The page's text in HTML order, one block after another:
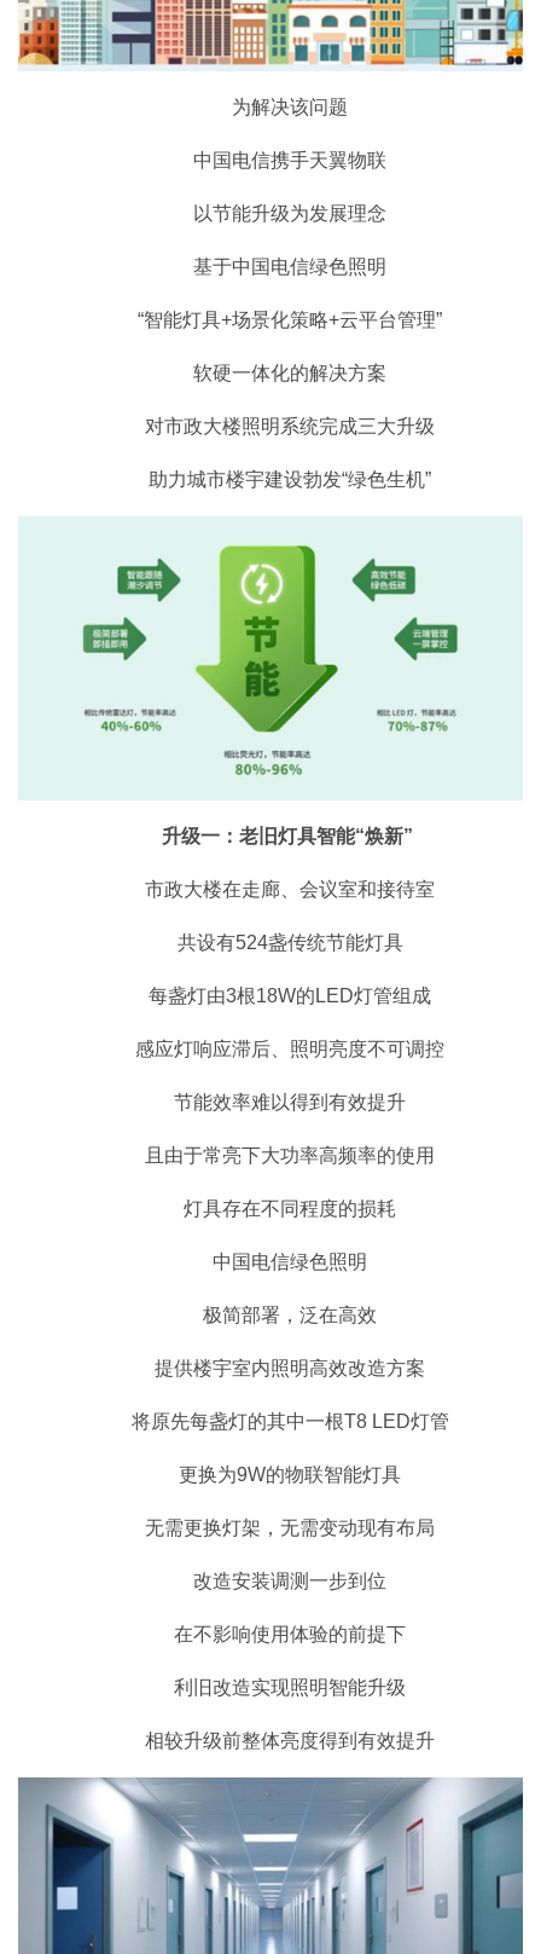
为解决该问题
中国电信携手天翼物联
以节能升级为发展理念
基于中国电信绿色照明
“智能灯具+场景化策略+云平台管理”
软硬一体化的解决方案
对市政大楼照明系统完成三大升级
助力城市楼宇建设勃发“绿色生机”
升级一：老旧灯具智能“焕新”
市政大楼在走廊、会议室和接待室
共设有524盏传统节能灯具
每盏灯由3根18W的LED灯管组成
感应灯响应滞后、照明亮度不可调控
节能效率难以得到有效提升
且由于常亮下大功率高频率的使用
灯具存在不同程度的损耗
中国电信绿色照明
极简部署，泛在高效
提供楼宇室内照明高效改造方案
将原先每盏灯的其中一根T8 LED灯管
更换为9W的物联智能灯具
无需更换灯架，无需变动现有布局
改造安装调测一步到位
在不影响使用体验的前提下
利旧改造实现照明智能升级
相较升级前整体亮度得到有效提升